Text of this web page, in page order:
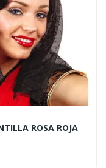
ROSA ROJA